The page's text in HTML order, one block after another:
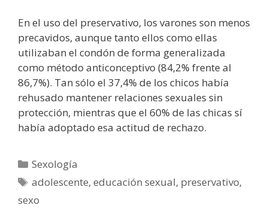
En el uso del preservativo, los varones son menos
precavidos, aunque tanto ellos como ellas
utilizaban el condón de forma generalizada
como método anticonceptivo (84,2% frente al
86,7%). Tan sólo el 37,4% de los chicos había
rehusado mantener relaciones sexuales sin
protección, mientras que el 60% de las chicas sí
había adoptado esa actitud de rechazo.
Categorías
Sexología
Etiquetas
adolescente,educación sexual, preservativo,
sexo